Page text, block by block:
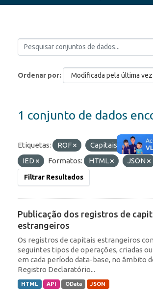
Ordenar por
1 conjunto de dados
Etiquetas: ROF
Capitais
IED
Formatos: HTML JSON
Filtrar Resultados
Publicação dos registros de
estrangeiros
Os registros de capitais estrangeiros
seguintes tipos de operações, criadas
em cada período data-base, no âmbito
Registro Declaratório...
HTML API OData JSON